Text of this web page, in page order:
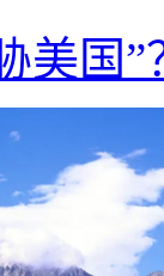
美国”